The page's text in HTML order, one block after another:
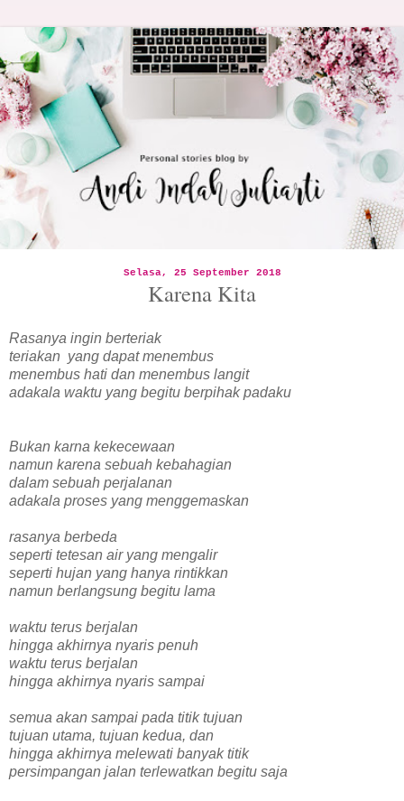
Selasa, 25 September 2018
Karena Kita
Rasanya ingin berteriak
teriakan yang dapat menembus
menembus hati dan menembus langit
adakala waktu yang begitu berpihak padaku
Bukan karna kekecewaan
namun karena sebuah kebahagian
dalam sebuah perjalanan
adakala proses yang menggemaskan
rasanya berbeda
seperti tetesan air yang mengalir
seperti hujan yang hanya rintikkan
namun berlangsung begitu lama
waktu terus berjalan
hingga akhirnya nyaris penuh
waktu terus berjalan
hingga akhirnya nyaris sampai
semua akan sampai pada titik tujuan
tujuan utama, tujuan kedua, dan
hingga akhirnya melewati banyak titik
persimpangan jalan terlewatkan begitu saja